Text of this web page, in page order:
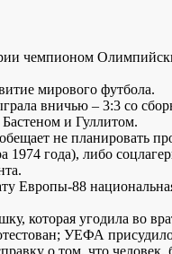
чемпионом
мирового футбола.
вничью – 3:3 со
и Гуллитом.
не планировать
года), либо
Европы-88
которая угодила во
УЕФА